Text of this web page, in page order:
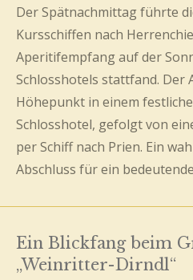
Der Spätnachmittag führte
Kursschiffen nach
Aperitifempfang auf der
Schlosshotels stattfand. Der
Höhepunkt in einem
Schlosshotel, gefolgt von
per Schiff nach Prien. Ein
Abschluss für ein
Ein Blickfang beim
„Weinritter-Dirndl“